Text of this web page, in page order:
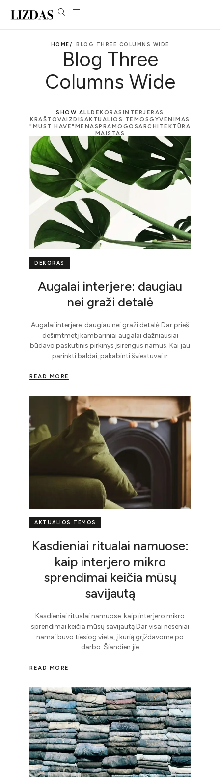
HOME/ BLOG THREE COLUMNS WIDE
Blog Three
Columns Wide
SHOW ALLDEKORAS INTERJERAS
KRAŠTOVAIZDIS AKTUALIOS TEMOSGYVENIMAS
"MUST HAVE" MENASPRAMOGOSARCHITEKTŪRA
MAISTAS
DEKORAS
Augalai interjere: daugiau
nei graži detalė
Augalai interjere: daugiau nei graži detalė Dar prieš
dešimtmetį kambariniai augalai dažniausiai
būdavo paskutinis pirkinys įsirengus namus. Kai jau
parinkti baldai, pakabinti šviestuvai ir
READ MORE
AKTUALIOS TEMOS
Kasdieniai ritualai namuose:
kaip interjero mikro
sprendimai keičia mūsų
savijautą
Kasdieniai ritualai namuose: kaip interjero mikro
sprendimai keičia mūsų savijautą Dar visai neseniai
namai buvo tiesiog vieta, į kurią grįždavome po
darbo. Šiandien jie
READ MORE